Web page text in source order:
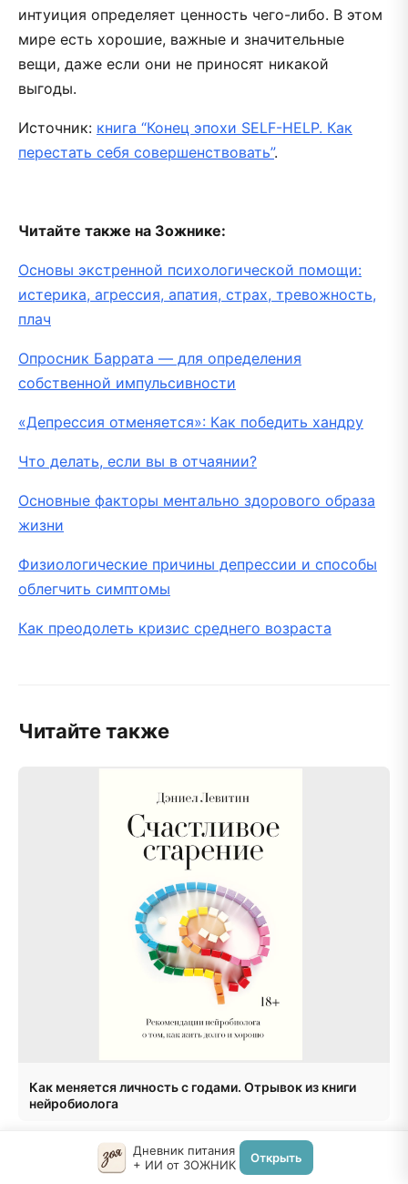
интуиция определяет ценность чего-либо. В этом
мире есть хорошие, важные и значительные
вещи, даже если они не приносят никакой
выгоды.
Источник: книга “Конец эпохи SELF-HELP. Как
перестать себя совершенствовать”.
Читайте также на Зожнике:
Основы экстренной психологической помощи:
истерика, агрессия, апатия, страх, тревожность,
плач
Опросник Баррата — для определения
собственной импульсивности
«Депрессия отменяется»: Как победить хандру
Что делать, если вы в отчаянии?
Основные факторы ментально здорового образа
жизни
Физиологические причины депрессии и способы
облегчить симптомы
Как преодолеть кризис среднего возраста
Читайте также
Как меняется личность с годами. Отрывок из книги
нейробиолога
Дневник питания
+ ИИ от ЗОЖНИК
Открыть